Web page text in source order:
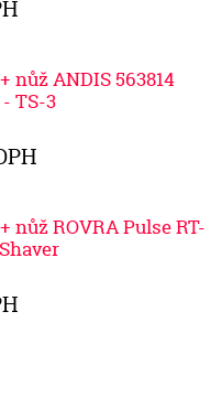
nůž ANDIS 563814
TS-3
nůž ROVRA Pulse RT-